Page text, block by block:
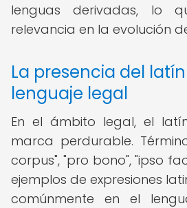
lenguas derivadas, lo
relevancia en la evolución
La presencia del
lenguaje legal
En el ámbito legal, el
marca perdurable.
corpus", "pro bono", "ipso
ejemplos de expresiones
comúnmente en el